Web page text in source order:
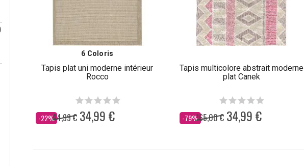
6 Coloris
Tapis plat uni moderne intérieur
Rocco
-22%
Dès 44,99 € 34,99 €
Tapis multicolore abstrait moderne
plat Canek
-79%
Dès 165,00 € 34,99 €